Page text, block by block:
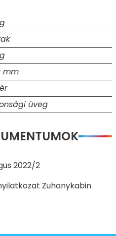
mm
üveg
2022/2
Zuhanykabin